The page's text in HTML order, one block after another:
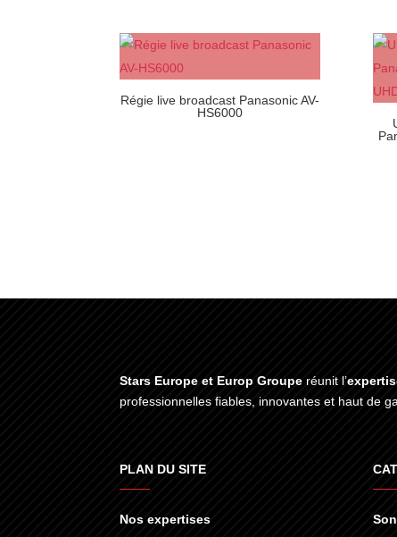
Régie live broadcast Panasonic AV-
HS6000
Stars Europe et Europ Groupe réunit l’
professionnelles fiables, innovantes et haut de
PLAN DU SITE
Nos expertises